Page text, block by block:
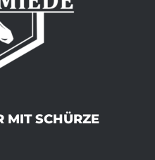
MIT SCHÜRZE